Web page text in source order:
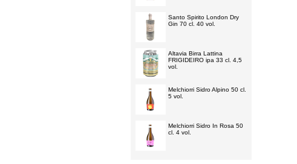
Santo Spirito London Dry
Gin 70 cl. 40 vol.
Altavia Birra Lattina
FRIGIDEIRO ipa 33 cl. 4,5
vol.
Melchiorri Sidro Alpino 50 cl.
5 vol.
Melchiorri Sidro In Rosa 50
cl. 4 vol.